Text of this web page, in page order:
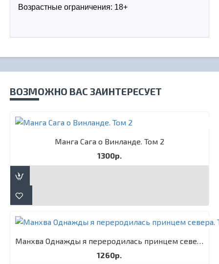
Возрастные ограничения: 18+
ВОЗМОЖНО ВАС ЗАИНТЕРЕСУЕТ
Манга Сага о Винланде. Том 2
1300р.
Манхва Однажды я переродилась принцем севера. Том 1
1260р.